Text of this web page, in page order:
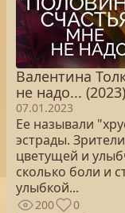
Валентина
не надо... (2023)
07.01.2023
Ее называли
эстрады.
цветущей и
сколько боли и
улыбкой...
200 0